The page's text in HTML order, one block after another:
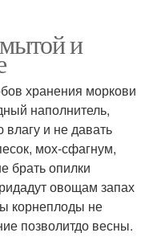
и
хранения моркови
наполнитель,
и не давать
мох-сфагнум,
брать опилки
овощам запах
корнеплоды не
позволитдо весны.